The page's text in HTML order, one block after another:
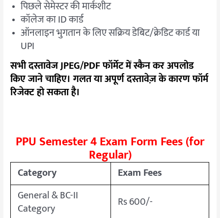
पिछले सेमेस्टर की मार्कशीट
कॉलेज का ID कार्ड
ऑनलाइन भुगतान के लिए सक्रिय डेबिट/क्रेडिट कार्ड या
UPI
सभी दस्तावेज JPEG/PDF फॉर्मेट में स्कैन कर अपलोड
किए जाने चाहिए। गलत या अपूर्ण दस्तावेज़ के कारण फॉर्म
रिजेक्ट हो सकता है।
PPU Semester 4 Exam Form Fees (for
Regular)
Category
Exam Fees
General & BC-II
Category
Rs 600/-